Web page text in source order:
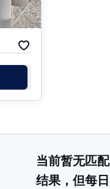
当前暂无匹配
结果，但每日